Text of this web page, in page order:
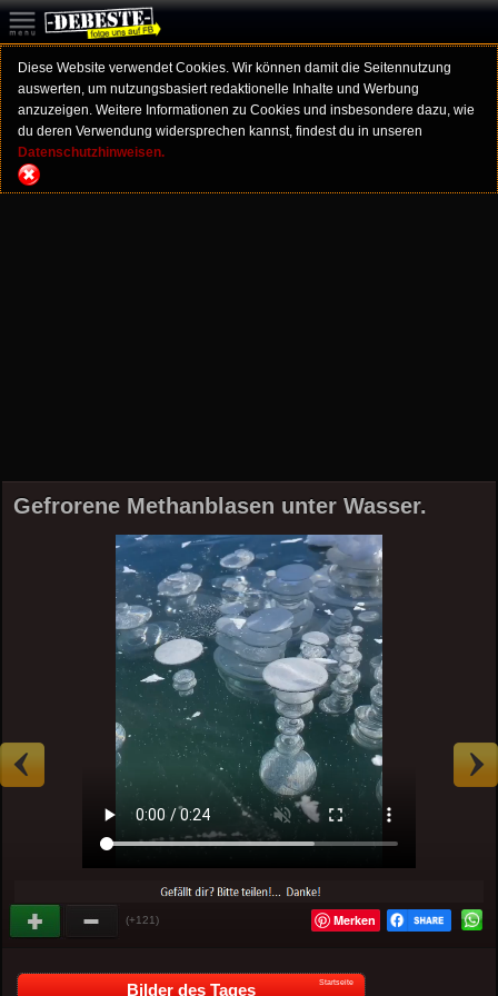
Diese Website verwendet Cookies. Wir können damit die Seitennutzung
auswerten, um nutzungsbasiert redaktionelle Inhalte und Werbung
anzuzeigen. Weitere Informationen zu Cookies und insbesondere dazu, wie
du deren Verwendung widersprechen kannst, findest du in unseren
Datenschutzhinweisen.
Gefrorene Methanblasen unter Wasser.
(+121) Merken
Bilder des Tages Startseite